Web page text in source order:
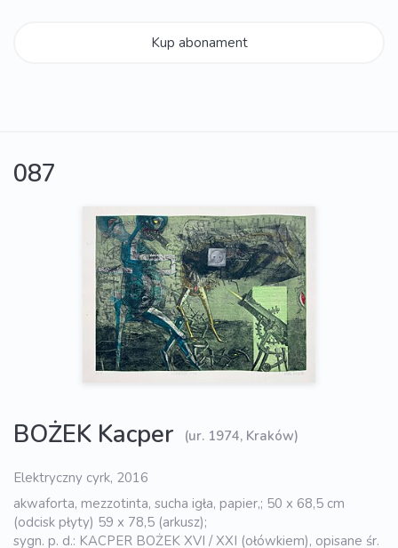
Kup abonament
087
BOŻEK Kacper (ur. 1974, Kraków)
Elektryczny cyrk, 2016
akwaforta, mezzotinta, sucha igła, papier,; 50 x 68,5 cm
(odcisk płyty) 59 x 78,5 (arkusz);
sygn. p. d.: KACPER BOŻEK XVI / XXI (ołówkiem), opisane śr.